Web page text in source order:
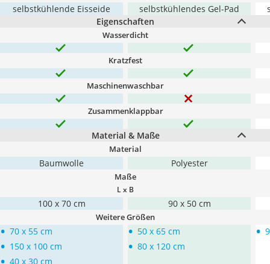
selbstkühlende Eisseide selbstkühlendes Gel-Pad
Eigenschaften
Wasserdicht
Kratzfest
Maschinenwaschbar
Zusammenklappbar
Material & Maße
Material
Baumwolle Polyester
Maße
L x B
100 x 70 cm 90 x 50 cm
Weitere Größen
• 70 x 55 cm
• 150 x 100 cm
40 x 30 cm
• 50 x 65 cm
• 80 x 120 cm
•